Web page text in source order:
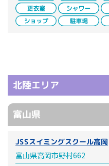
北陸エリア
富山県
JSSスイミングスクール高岡
富山県高岡市野村662